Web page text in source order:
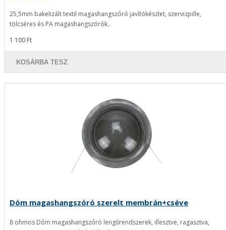
25,5mm bakelizált textil magashangszóró javítókészlet, szervizpille,
tölcséres és PA magashangszórók..
1 100 Ft
KOSÁRBA TESZ
Dóm magashangszóró szerelt membrán+cséve
8 ohmos Dóm magashangszóró lengőrendszerek, illesztve, ragasztva,